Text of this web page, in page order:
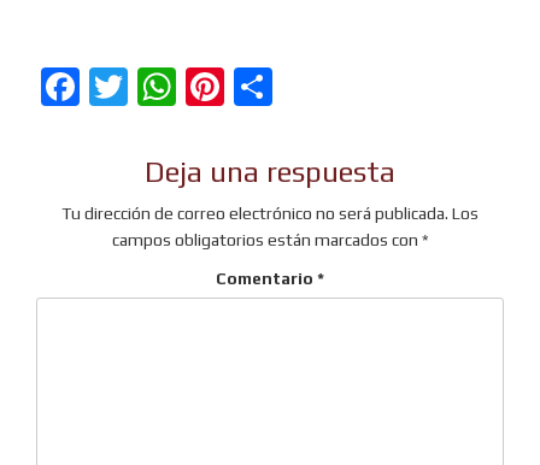
Facebook
Twitter
WhatsApp
Pinterest
Deja una respuesta
Tu dirección de correo electrónico no será publicada. Los
campos obligatorios están marcados con *
Comentario *